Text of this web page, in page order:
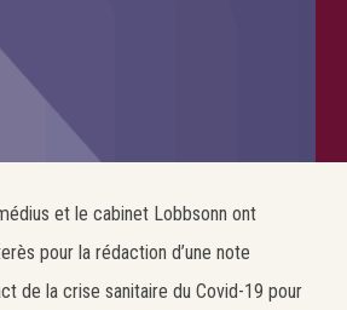
et le cabinet Lobbsonn ont
pour la rédaction d’une note
de la crise sanitaire du Covid-19 pour